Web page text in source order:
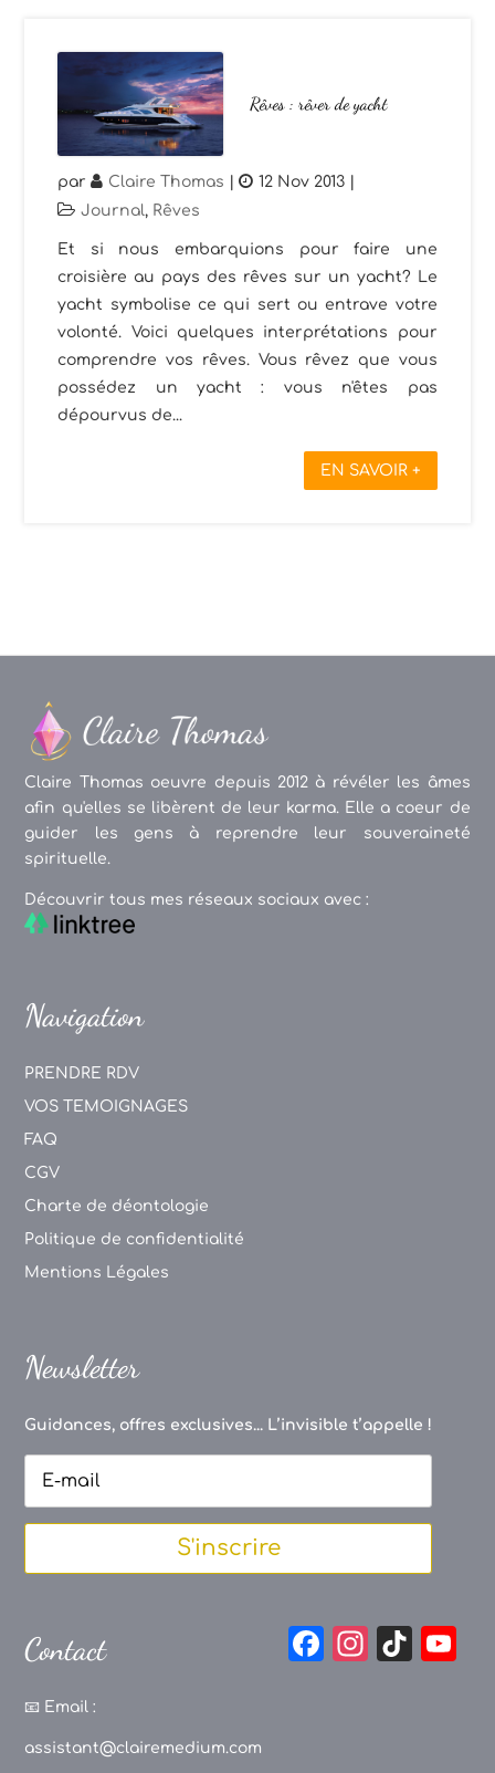
Rêves : rêver de yacht
par Claire Thomas | 12 Nov 2013 |
Journal, Rêves
Et si nous embarquions pour faire une
croisière au pays des rêves sur un yacht? Le
yacht symbolise ce qui sert ou entrave votre
volonté. Voici quelques interprétations pour
comprendre vos rêves. Vous rêvez que vous
possédez un yacht : vous n'êtes pas
dépourvus de...
EN SAVOIR +
Claire Thomas oeuvre depuis 2012 à révéler les âmes
afin qu'elles se libèrent de leur karma. Elle a coeur de
guider les gens à reprendre leur souveraineté
spirituelle.
Découvrir tous mes réseaux sociaux avec :
Navigation
PRENDRE RDV
VOS TEMOIGNAGES
FAQ
CGV
Charte de déontologie
Politique de confidentialité
Mentions Légales
Newsletter
Guidances, offres exclusives... L’invisible t’appelle !
S'inscrire
Contact
📧 Email :
assistant@clairemedium.com
F
In Ti